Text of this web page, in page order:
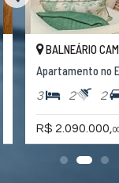
BALNEÁRIO
Apartamento no
3 2 2
R$ 2.090.000,